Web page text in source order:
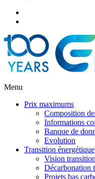
Menu
Prix maximums
Composition
Informations
Banque de
Evolution
Transition énergétique
Vision
Décarbonation
Projets bas